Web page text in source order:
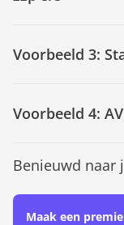
Voorbeeld 3:
Voorbeeld 4:
Benieuwd naar
Maak een